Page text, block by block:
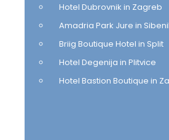
Hotel Dubrovnik in Zagreb
Amadria Park Jure in
Briig Boutique Hotel in Split
Hotel Degenija in Plitvice
Hotel Bastion Boutique in